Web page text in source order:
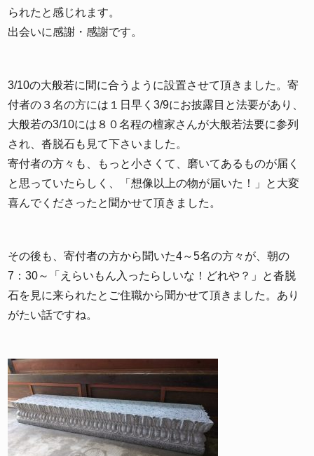
られたと感じれます。
出会いに感謝・感謝です。
3/10の大般若に間に合うように設置させて頂きました。寄
付者の３名の方には１日早く3/9にお披露目と法要があり、
大般若の3/10には８０名程の檀家さんが大般若法要に参列
され、沓脱石も見て下さいました。
寄付者の方々も、もっと小さくて、磨いてあるものが届く
と思っていたらしく、「想像以上の物が届いた！」と大変
喜んでくださったと聞かせて頂きました。
その後も、寄付者の方から聞いた4～5名の方々が、朝の
7：30～「えらいもん入ったらしいな！どれや？」と沓脱
石を見に来られたとご住職から聞かせて頂きました。あり
がたい話ですね。